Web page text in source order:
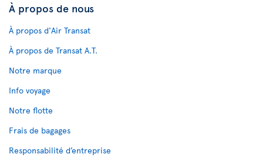
À propos de nous
À propos d'Air Transat
À propos de Transat A.T.
Notre marque
Info voyage
Notre flotte
Frais de bagages
Responsabilité d’entreprise